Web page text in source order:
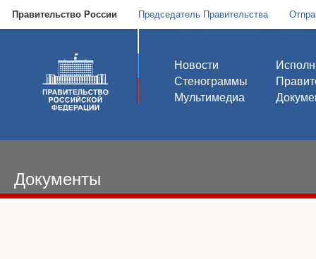
Правительство России Председатель Правительства
Новости
Стенограммы
Мультимедиа
Документы